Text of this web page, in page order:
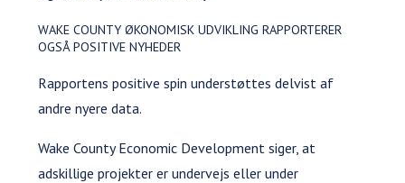
WAKE COUNTY ØKONOMISK UDVIKLING RAPPORTERER
OGSÅ POSITIVE NYHEDER
Rapportens positive spin understøttes delvist af
andre nyere data.
Wake County Economic Development siger, at
adskillige projekter er undervejs eller under